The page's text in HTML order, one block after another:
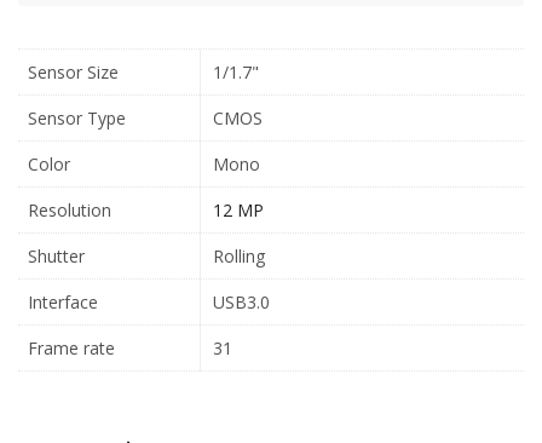
Sensor Size
1/1.7"
Sensor Type
CMOS
Color
Mono
Resolution
12 MP
Shutter
Rolling
Interface
USB3.0
Frame rate
31